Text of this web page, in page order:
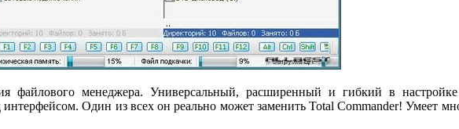
файлового менеджера. Универсальный, расширенный и гибкий в
Один из всех он реально может заменить Total Commander! Умеет